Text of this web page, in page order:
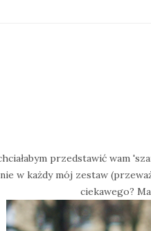
przedstawić wam
w każdy mój zestaw
ciekawego?